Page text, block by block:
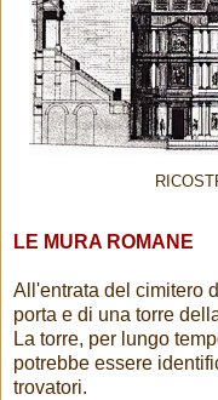
LE MURA ROMANE
All'entrata del cimitero
porta e di una torre
La torre, per lungo
potrebbe essere
trovatori.